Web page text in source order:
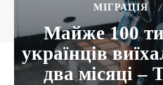
МІГРАЦІЯ
Майже 100
українців
два місяці –